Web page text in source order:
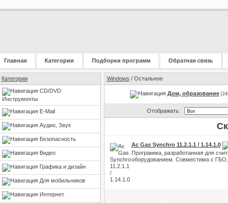
Главная Категории Подборки программ Обратная связь
Категории
CD/DVD
Инструменты
E-Mail
Аудио, Звук
Безопасность
Видео
Графика и дизайн
Для мобильников
Интернет
Windows / Остальное
Дом, образование
Отображать:
Ac Gas Synchro 11.2.1.1 / 1.14.1.0
Программа, разработанная для
оборудованием. Совместима с ГБО,